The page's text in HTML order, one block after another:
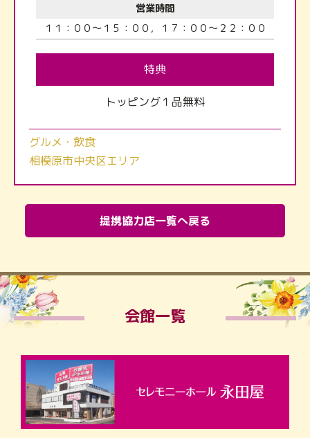
営業時間
１１：００～１５：００，１７：００～２２：００
特典
トッピング１品無料
グルメ・飲食
相模原市中央区エリア
提携協力店一覧へ戻る
会館一覧